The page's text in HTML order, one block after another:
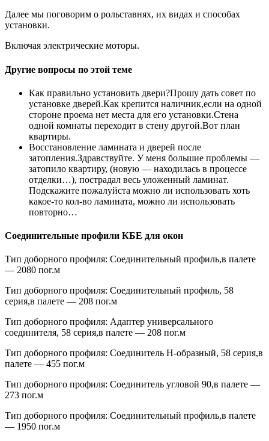
Далее мы поговорим о рольставнях, их видах и способах
установки.
Включая электрические моторы.
Другие вопросы по этой теме
Как правильно установить двери?Прошу дать совет по
установке дверей.Как крепится наличник,если на одной
стороне проема нет места для его установки.Стена
одной комнаты переходит в стену другой.Вот план
квартиры.
Восстановление ламината и дверей после
затопления.Здравствуйте. У меня большие проблемы —
затопило квартиру, (новую — находилась в процессе
отделки…), пострадал весь уложенный ламинат.
Подскажите пожалуйста можно ли использовать хоть
какое-то кол-во ламината, можно ли использовать
повторно…
Соединительные профили КБЕ для окон
Тип доборного профиля: Соединительный профиль,в палете
— 2080 пог.м
Тип доборного профиля: Соединительный профиль, 58
серия,в палете — 208 пог.м
Тип доборного профиля: Адаптер универсального
соединителя, 58 серия,в палете — 208 пог.м
Тип доборного профиля: Соединитель Н-образный, 58 серия,в
палете — 455 пог.м
Тип доборного профиля: Соединитель угловой 90,в палете —
273 пог.м
Тип доборного профиля: Соединительный профиль,в палете
— 1950 пог.м